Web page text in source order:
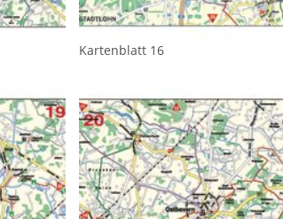
Kartenblatt 16